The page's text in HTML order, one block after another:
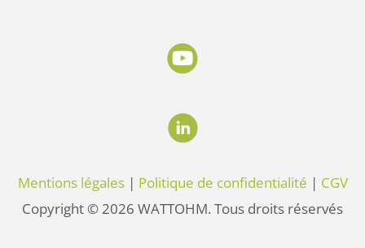
Mentions légales| Politique de confidentialité | CGV
Copyright © 2026 WATTOHM. Tous droits réservés